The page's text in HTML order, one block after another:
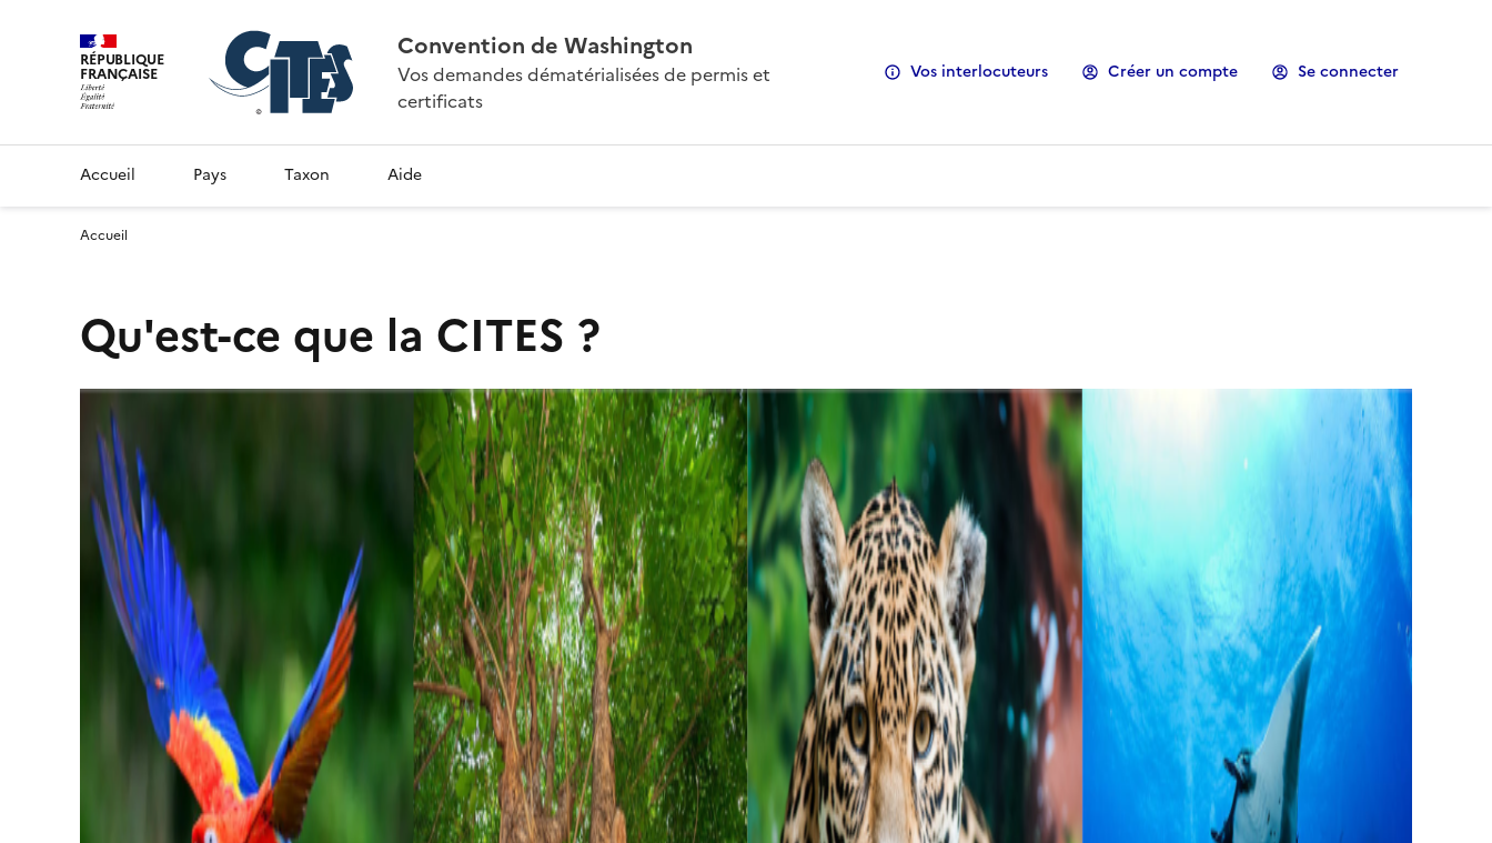
RÉPUBLIQUE
FRANÇAISE
Convention de Washington
Vos demandes dématérialisées de permis et
certificats
Vos interlocuteurs Créer un compte Se connecter
Accueil Pays Taxon Aide
Accueil
Qu'est-ce que la CITES ?